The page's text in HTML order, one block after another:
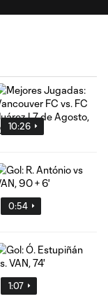
10:26
0:54
1:07